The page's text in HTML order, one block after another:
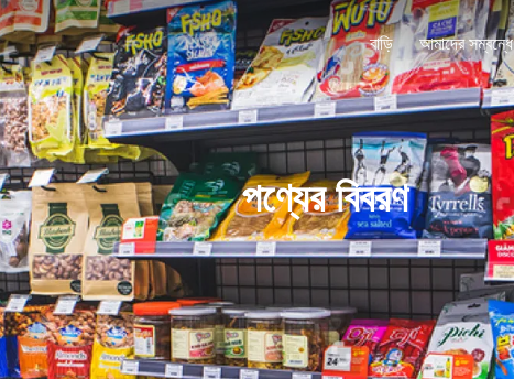
বাড়ি আমাদের সম্বন্ধে
পণ্যের বিবরণ